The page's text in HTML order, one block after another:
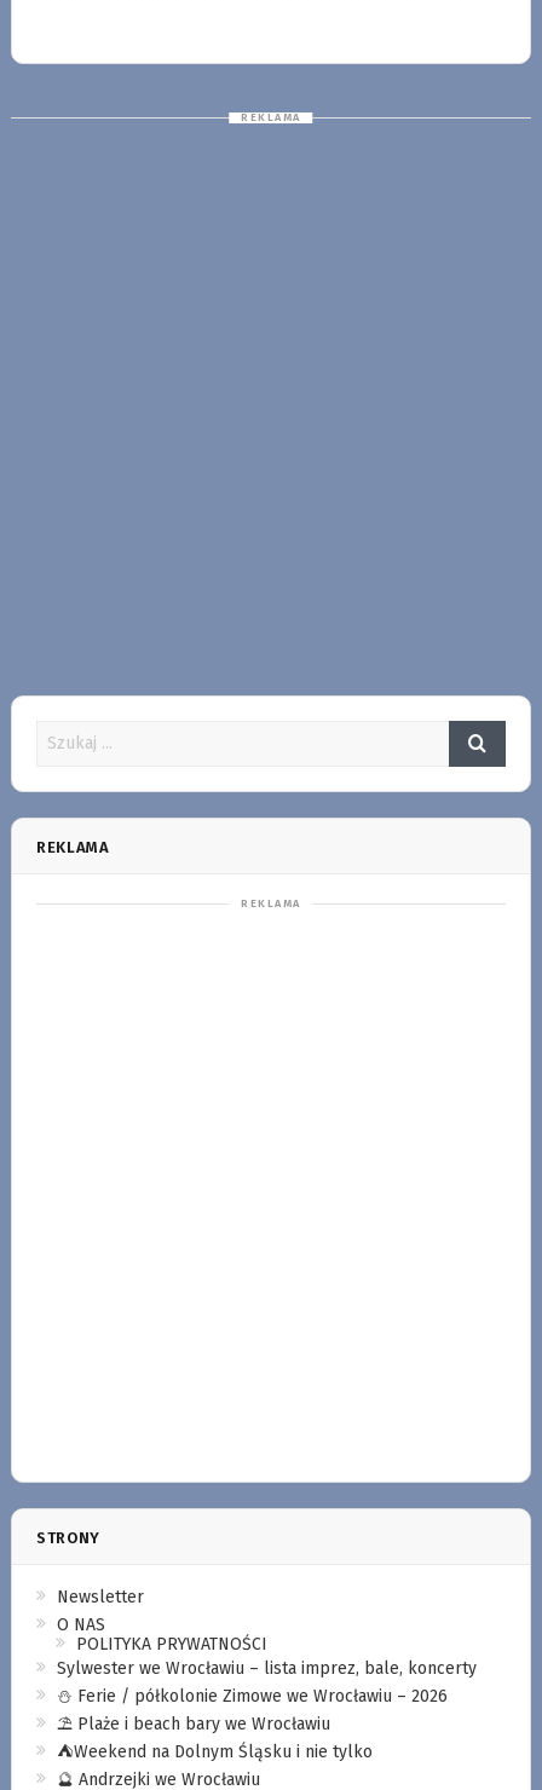
REKLAMA
STRONY
Newsletter
O NAS
POLITYKA PRYWATNOŚCI
Sylwester we Wrocławiu – lista imprez, bale, koncerty
⛄️ Ferie / półkolonie Zimowe we Wrocławiu – 2026
⛱️ Plaże i beach bary we Wrocławiu
⛺️Weekend na Dolnym Śląsku i nie tylko
🔮 Andrzejki we Wrocławiu